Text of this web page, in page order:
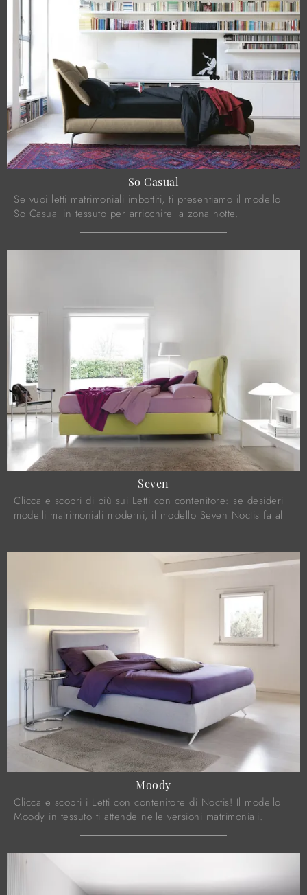
So Casual
Se vuoi letti matrimoniali imbottiti, ti presentiamo il modello
So Casual in tessuto per arricchire la zona notte.
Seven
Clicca e scopri di più sui Letti con contenitore: se desideri
modelli matrimoniali moderni, il modello Seven Noctis fa al
Moody
Clicca e scopri i Letti con contenitore di Noctis! Il modello
Moody in tessuto ti attende nelle versioni matrimoniali.